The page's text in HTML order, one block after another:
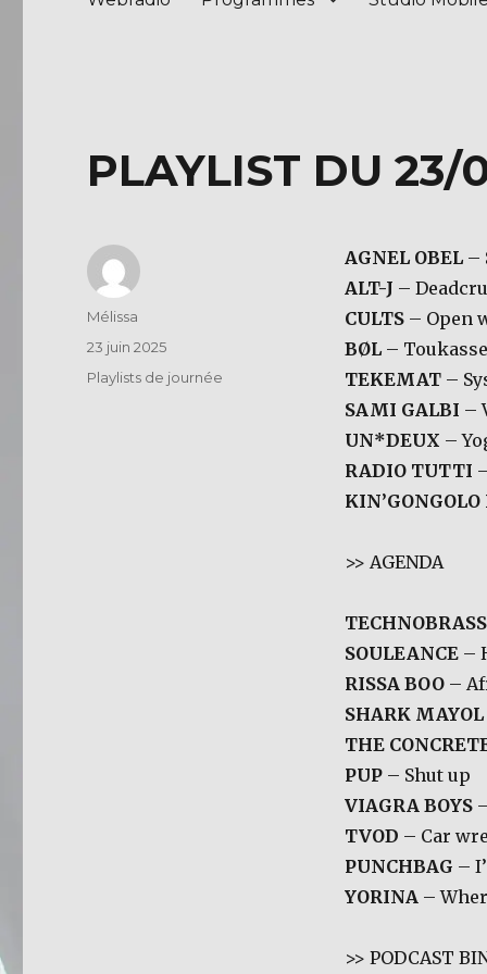
PLAYLIST DU 23/
AGNEL OBEL –
ALT-J –
CULTS – Open
BØL–
TEKEMAT –
SAMI GALBI –
UN*DEUX –
RADIO TUTTI
>> AGENDA
SOULEANCE –
RISSA BOO –
SHARK MAYOL
THE
PUP – Shut up
VIAGRA BOYS
TVOD – Car
PUNCHBAG –
YORINA –
>> PODCAST
Auteur
Mélissa
Publié
le
23 juin 2025
Catégories
Playlists de journée